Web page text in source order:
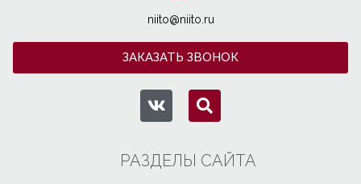
niito@niito.ru
ЗАКАЗАТЬ ЗВОНОК
РАЗДЕЛЫ САЙТА